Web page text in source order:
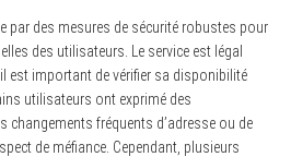
par des mesures de sécurité robustes pour
des utilisateurs. Le service est légal
est important de vérifier sa disponibilité
utilisateurs ont exprimé des
changements fréquents d’adresse ou de
de méfiance. Cependant, plusieurs